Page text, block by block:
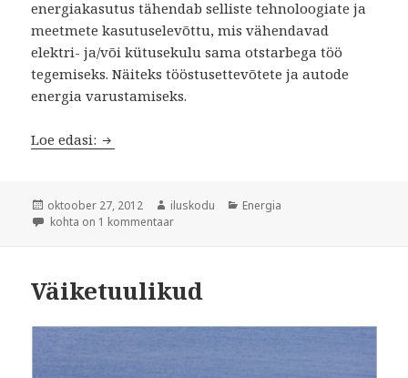
energiakasutus tähendab selliste tehnoloogiate ja
meetmete kasutuselevõttu, mis vähendavad
elektri- ja/või kütusekulu sama otstarbega töö
tegemiseks. Näiteks tööstusettevõtete ja autode
energia varustamiseks.
Loe edasi: Ehitiste energiatõhusus (terminite sõnastik
Postitatud
oktoober 27, 2012 Autor
iluskodu Rubriigid
Energia
Ehitiste energiatõhusus (terminite sõnastik eesti- ja inglise keeles)
kohta on 1 kommentaar
Väiketuulikud